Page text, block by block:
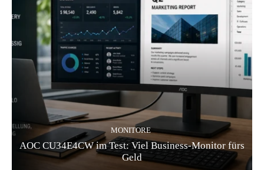
MONITORE
AOC CU34E4CW im Test: Viel Business-Monitor fürs
Geld